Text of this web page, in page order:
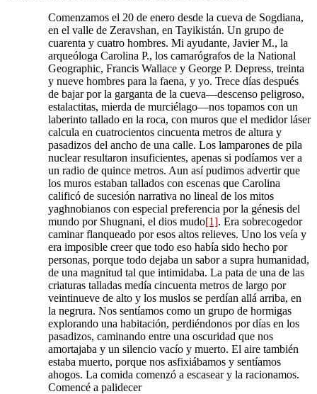
Comenzamos el 20 de enero desde la cueva de Sogdiana,
en el valle de Zeravshan, en Tayikistán. Un grupo de
cuarenta y cuatro hombres. Mi ayudante, Javier M., la
arqueóloga Carolina P., los camarógrafos de la National
Geographic, Francis Wallace y George P. Depress, treinta
y nueve hombres para la faena, y yo. Trece días después
de bajar por la garganta de la cueva—descenso peligroso,
estalactitas, mierda de murciélago—nos topamos con un
laberinto tallado en la roca, con muros que el medidor láser
calcula en cuatrocientos cincuenta metros de altura y
pasadizos del ancho de una calle. Los lamparones de pila
nuclear resultaron insuficientes, apenas si podíamos ver a
un radio de quince metros. Aun así pudimos advertir que
los muros estaban tallados con escenas que Carolina
calificó de sucesión narrativa no lineal de los mitos
yaghnobianos con especial preferencia por la génesis del
mundo por Shugnani, el dios mudo[1]. Era sobrecogedor
caminar flanqueado por esos altos relieves. Uno los veía y
era imposible creer que todo eso había sido hecho por
personas, porque todo dejaba un sabor a supra humanidad,
de una magnitud tal que intimidaba. La pata de una de las
criaturas talladas medía cincuenta metros de largo por
veintinueve de alto y los muslos se perdían allá arriba, en
la negrura. Nos sentíamos como un grupo de hormigas
explorando una habitación, perdiéndonos por días en los
pasadizos, caminando entre una oscuridad que nos
amortajaba y un silencio vacío y muerto. El aire también
estaba muerto, porque nos asfixiábamos y sentíamos
ahogos. La comida comenzó a escasear y la racionamos.
Comencé a palidecer